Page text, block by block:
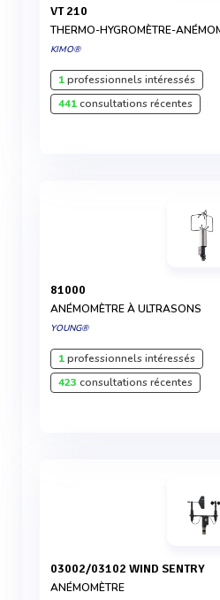
VT 210
THERMO-HYGROMÈTRE-
KIMO®
1professionnels intéressés
441consultations récentes
81000
ANÉMOMÈTRE À ULTRASONS
YOUNG®
1professionnels intéressés
423 consultations récentes
03002/03102 WIND SENTRY
ANÉMOMÈTRE